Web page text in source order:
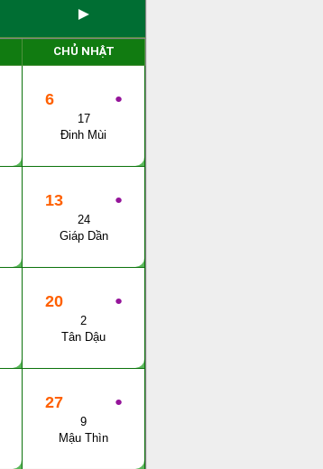
►
CHỦ NHẬT
●
6
17
Đinh Mùi
●
13
24
Giáp Dần
●
20
2
Tân Dậu
●
27
9
Mậu Thìn